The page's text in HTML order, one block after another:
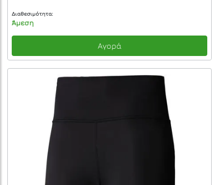
Διαθεσιμότητα:
Άμεση
Αγορά